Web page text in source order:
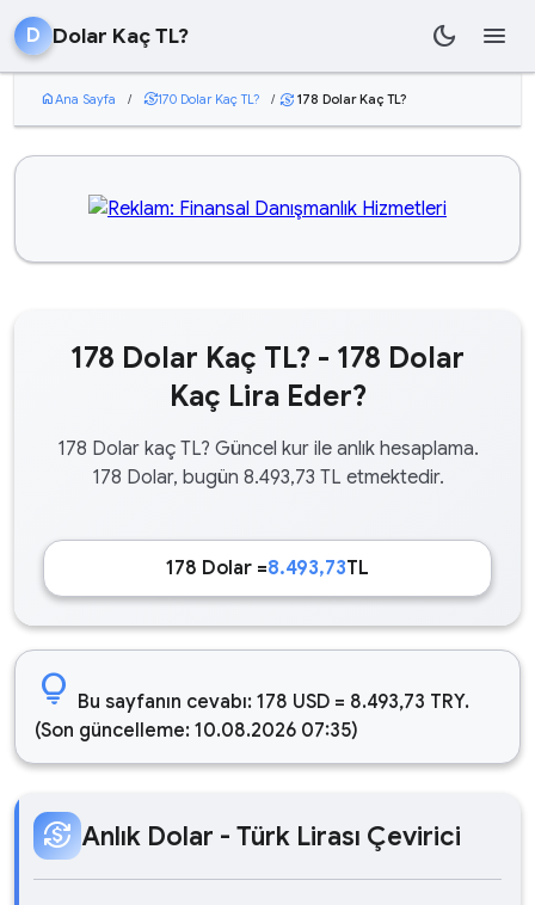
D Dolar Kaç TL? dark_mode menu
homeAna Sayfa / currency_exchange170 Dolar Kaç TL? / currency_exchange 178 Dolar Kaç TL?
178 Dolar Kaç TL? - 178 Dolar
Kaç Lira Eder?
178 Dolar kaç TL? Güncel kur ile anlık hesaplama.
178 Dolar, bugün 8.493,73 TL etmektedir.
178 Dolar =8.493,73TL
lightbulb Bu sayfanın cevabı: 178 USD = 8.493,73 TRY.
(Son güncelleme: 10.08.2026 07:35)
currency_exchange Anlık Dolar - Türk Lirası Çevirici